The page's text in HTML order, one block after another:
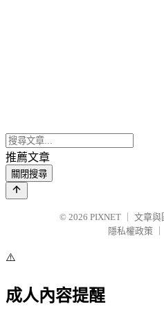
推薦文章
關閉搜尋
© 2026 PIXNET
文章與
隱私權政策
⚠️
成人內容提醒